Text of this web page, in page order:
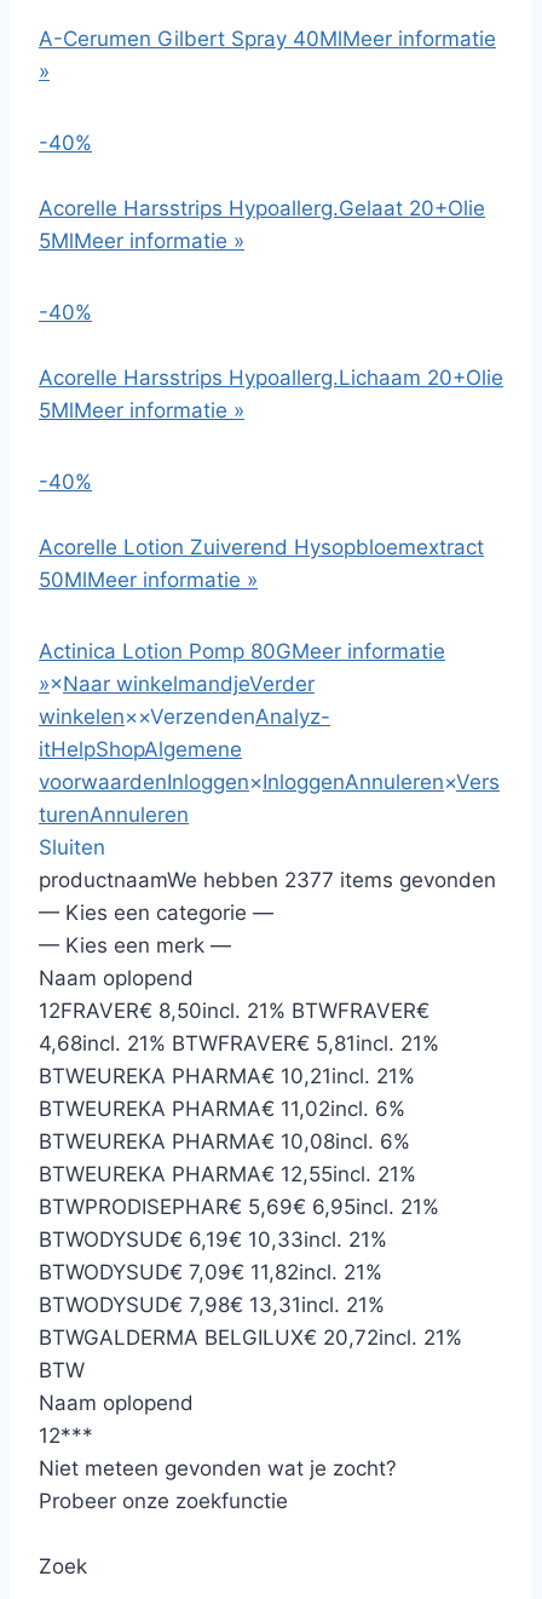
A-Cerumen Gilbert Spray 40MlMeer informatie
»
-40%
Acorelle Harsstrips Hypoallerg.Gelaat 20+Olie
5MlMeer informatie »
-40%
Acorelle Harsstrips Hypoallerg.Lichaam 20+Olie
5MlMeer informatie »
-40%
Acorelle Lotion Zuiverend Hysopbloemextract
50MlMeer informatie »
Actinica Lotion Pomp 80GMeer informatie
»×Naar winkelmandjeVerder
winkelen××VerzendenAnalyz-
itHelpShopAlgemene
voorwaardenInloggen×InloggenAnnuleren×Vers
turenAnnuleren
Sluiten
productnaamWe hebben 2377 items gevonden
— Kies een categorie —
— Kies een merk —
Naam oplopend
12FRAVER€ 8,50incl. 21% BTWFRAVER€
4,68incl. 21% BTWFRAVER€ 5,81incl. 21%
BTWEUREKA PHARMA€ 10,21incl. 21%
BTWEUREKA PHARMA€ 11,02incl. 6%
BTWEUREKA PHARMA€ 10,08incl. 6%
BTWEUREKA PHARMA€ 12,55incl. 21%
BTWPRODISEPHAR€ 5,69€ 6,95incl. 21%
BTWODYSUD€ 6,19€ 10,33incl. 21%
BTWODYSUD€ 7,09€ 11,82incl. 21%
BTWODYSUD€ 7,98€ 13,31incl. 21%
BTWGALDERMA BELGILUX€ 20,72incl. 21%
BTW
Naam oplopend
12***
Niet meteen gevonden wat je zocht?
Probeer onze zoekfunctie
Zoek